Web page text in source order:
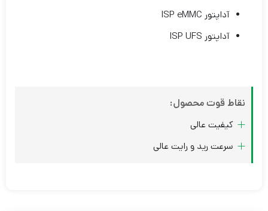
آداپتور ISP eMMC
آداپتور ISP UFS
نقاط قوت محصول:
کیفیت عالی
سرعت رید و رایت عالی